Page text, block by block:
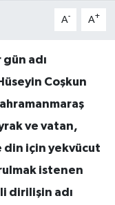
A- A+
adı
Coşkun
ve vatan,
din için yekvücut
istenen
dirilişin adı